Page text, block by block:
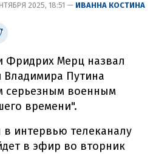
2025, 18:51 — ИВАННА КОСТИНА
Фридрих Мерц назвал
Владимира Путина
серьезным военным
времени".
в интервью телеканалу
в эфир во вторник